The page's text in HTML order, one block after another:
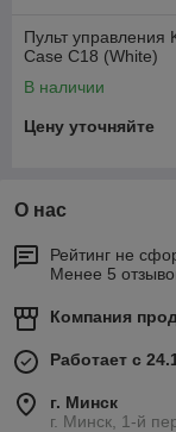
Пульт управления
Case C18 (White)
В наличии
Цену уточняйте
О нас
Рейтинг не
Менее 5
Компания
Работает с
г. Минск
г. Минск, 1-й